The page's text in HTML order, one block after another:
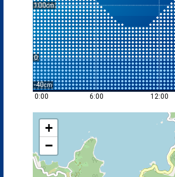
100
0
-40
0:00
6:00 12:00
+
−